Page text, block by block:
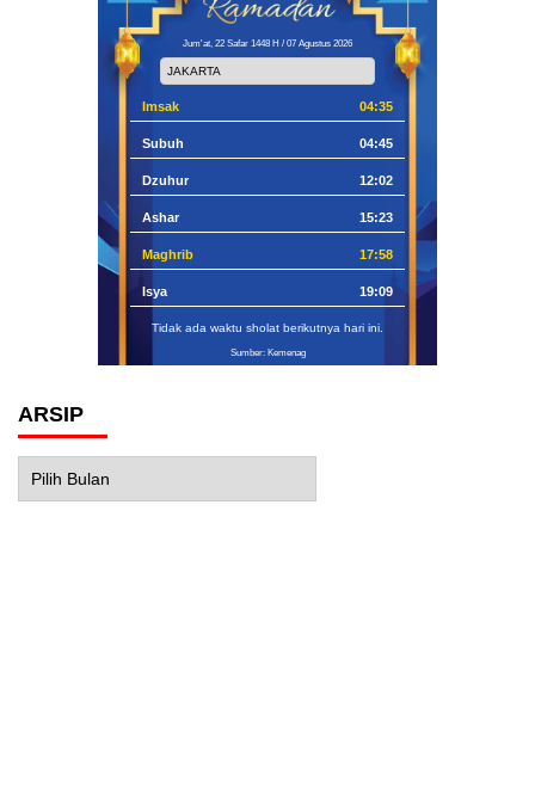
Jum'at, 22 Safar 1448 H / 07 Agustus 2026
Imsak 04:35
Subuh 04:45
Dzuhur 12:02
Ashar 15:23
Maghrib 17:58
Isya 19:09
Tidak ada waktu sholat berikutnya hari ini.
Sumber: Kemenag
ARSIP